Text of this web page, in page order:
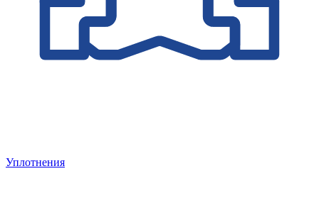
Уплотнения